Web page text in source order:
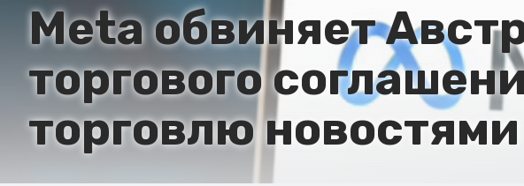
Meta обвиняет
торгового
торговлю новостями